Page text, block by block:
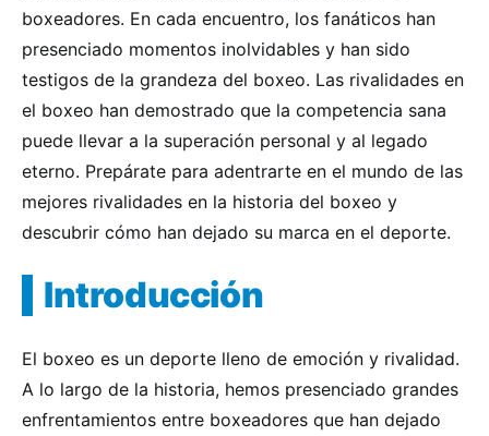
boxeadores. En cada encuentro, los fanáticos han
presenciado momentos inolvidables y han sido
testigos de la grandeza del boxeo. Las rivalidades en
el boxeo han demostrado que la competencia sana
puede llevar a la superación personal y al legado
eterno. Prepárate para adentrarte en el mundo de las
mejores rivalidades en la historia del boxeo y
descubrir cómo han dejado su marca en el deporte.
Introducción
El boxeo es un deporte lleno de emoción y rivalidad.
A lo largo de la historia, hemos presenciado grandes
enfrentamientos entre boxeadores que han dejado